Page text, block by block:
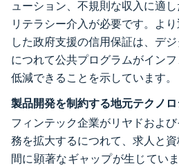
ューション、不規則な収入に適
リテラシー介入が必要です。よ
した政府支援の信用保証は、デ
につれて公共プログラムがイン
低減できることを示しています。
製品開発を制約する地元テクノ
フィンテック企業がリヤドおよ
務を拡大するにつれて、求人と
間に顕著なギャップが生じてい